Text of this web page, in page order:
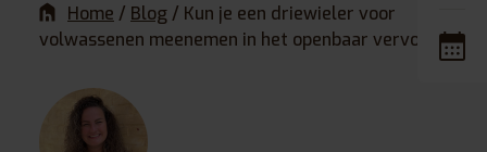
Home / Blog / Kun je een driewieler voor
volwassenen meenemen in het openbaar vervoer?